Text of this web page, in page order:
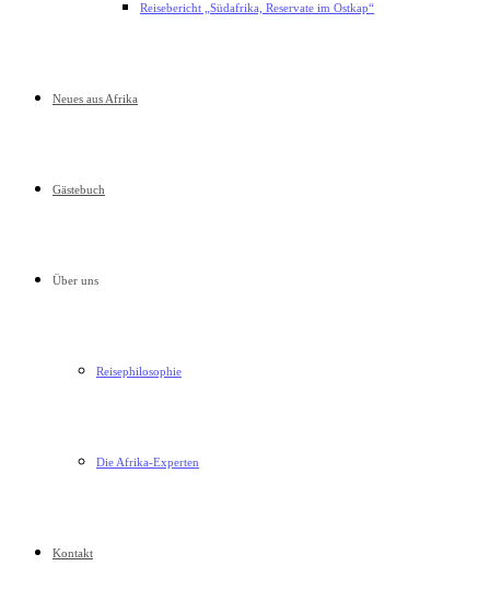
Reisebericht „Südafrika, Reservate im Ostkap“
Neues aus Afrika
Gästebuch
Über uns
Reisephilosophie
Die Afrika-Experten
Kontakt